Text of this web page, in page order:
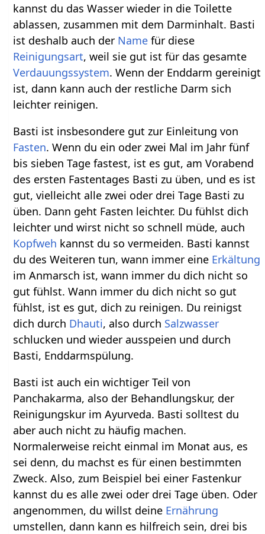
kannst du das Wasser wieder in die Toilette
ablassen, zusammen mit dem Darminhalt. Basti
ist deshalb auch der Name für diese
Reinigungsart, weil sie gut ist für das gesamte
Verdauungssystem. Wenn der Enddarm gereinigt
ist, dann kann auch der restliche Darm sich
leichter reinigen.
Basti ist insbesondere gut zur Einleitung von
Fasten. Wenn du ein oder zwei Mal im Jahr fünf
bis sieben Tage fastest, ist es gut, am Vorabend
des ersten Fastentages Basti zu üben, und es ist
gut, vielleicht alle zwei oder drei Tage Basti zu
üben. Dann geht Fasten leichter. Du fühlst dich
leichter und wirst nicht so schnell müde, auch
Kopfweh kannst du so vermeiden. Basti kannst
du des Weiteren tun, wann immer eine Erkältung
im Anmarsch ist, wann immer du dich nicht so
gut fühlst. Wann immer du dich nicht so gut
fühlst, ist es gut, dich zu reinigen. Du reinigst
dich durch Dhauti, also durch Salzwasser
schlucken und wieder ausspeien und durch
Basti, Enddarmspülung.
Basti ist auch ein wichtiger Teil von
Panchakarma, also der Behandlungskur, der
Reinigungskur im Ayurveda. Basti solltest du
aber auch nicht zu häufig machen.
Normalerweise reicht einmal im Monat aus, es
sei denn, du machst es für einen bestimmten
Zweck. Also, zum Beispiel bei einer Fastenkur
kannst du es alle zwei oder drei Tage üben. Oder
angenommen, du willst deine Ernährung
umstellen, dann kann es hilfreich sein, drei bis